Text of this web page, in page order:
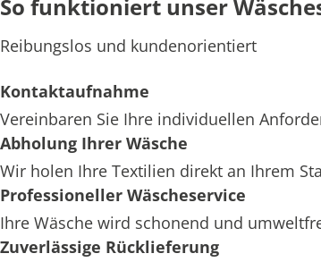
So funktioniert unser
Reibungslos und kundenorientiert
Kontaktaufnahme
Vereinbaren Sie Ihre individuellen
Abholung Ihrer Wäsche
Wir holen Ihre Textilien direkt an Ihrem
Professioneller Wäscheservice
Ihre Wäsche wird schonend und
Zuverlässige Rücklieferung